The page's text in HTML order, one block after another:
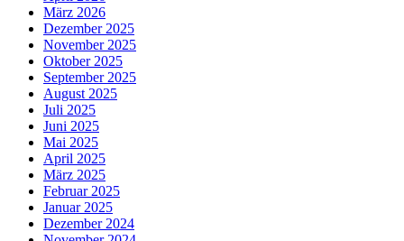
März 2026
Dezember 2025
November 2025
Oktober 2025
September 2025
August 2025
Juli 2025
Juni 2025
Mai 2025
April 2025
März 2025
Februar 2025
Januar 2025
Dezember 2024